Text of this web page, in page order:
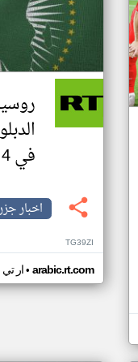
في 4 دول أفريقية
اخبار
TG39ZI
ار• arabic.rt.com